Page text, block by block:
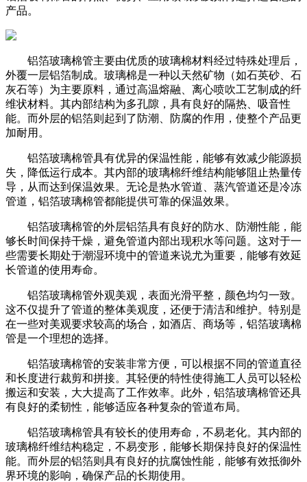
产品。
铝箔玻璃棉管主要由优质的玻璃棉材料经过特殊处理后，
外覆一层铝箔制成。玻璃棉是一种以天然矿物（如石英砂、石
灰石等）为主要原料，通过高温熔融、离心喷吹工艺制成的纤
维状材料。其内部结构为多孔隙，具有良好的隔热、吸音性
能。而外层的铝箔则起到了防潮、防腐的作用，使整个产品更
加耐用。
铝箔玻璃棉管具有优异的保温性能，能够有效减少能源损
失，降低运行成本。其内部的玻璃棉纤维结构能够阻止热量传
导，从而达到保温效果。无论是热水管道、蒸汽管道还是冷冻
管道，铝箔玻璃棉管都能提供可靠的保温效果。
铝箔玻璃棉管的外层铝箔具有良好的防水、防潮性能，能
够长时间保持干燥，避免管道内部出现积水等问题。这对于一
些需要长期处于潮湿环境中的管道来说尤为重要，能够有效延
长管道的使用寿命。
铝箔玻璃棉管外观美观，表面光滑平整，颜色均匀一致。
这不仅提升了管道的整体美观度，还便于清洁和维护。特别是
在一些对美观要求较高的场合，如酒店、商场等，铝箔玻璃棉
管是一个理想的选择。
铝箔玻璃棉管的安装非常方便，可以根据不同的管道直径
和长度进行裁剪和拼接。其轻便的特性使得施工人员可以轻松
搬运和安装，大大提高了工作效率。此外，铝箔玻璃棉管还具
有良好的柔韧性，能够适应各种复杂的管道布局。
铝箔玻璃棉管具有较长的使用寿命，不易老化。其内部的
玻璃棉纤维结构稳定，不易变形，能够长期保持良好的保温性
能。而外层的铝箔则具有良好的抗腐蚀性能，能够有效抵御外
界环境的影响，确保产品的长期使用。